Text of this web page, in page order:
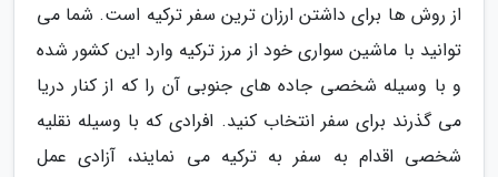
از روش ها برای داشتن ارزان ترین سفر ترکیه است. شما می
توانید با ماشین سواری خود از مرز ترکیه وارد این کشور شده
و با وسیله شخصی جاده های جنوبی آن را که از کنار دریا
می گذرند برای سفر انتخاب کنید. افرادی که با وسیله نقلیه
شخصی اقدام به سفر به ترکیه می نمایند، آزادی عمل